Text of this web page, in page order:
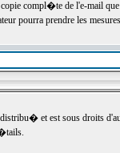
compl�te de l'e-mail
pourra prendre les
et est sous droits